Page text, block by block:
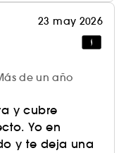
23 may 2026
de un año
y cubre
Yo en
y te deja una